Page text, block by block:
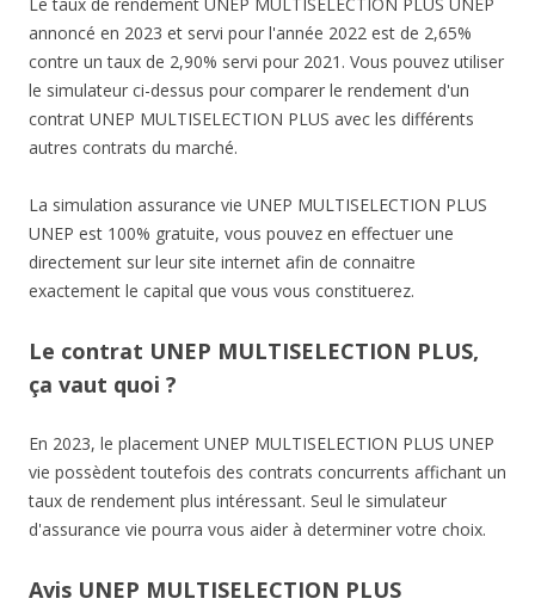
Le taux de rendement UNEP MULTISELECTION PLUS UNEP
annoncé en 2023 et servi pour l'année 2022 est de 2,65%
contre un taux de 2,90% servi pour 2021. Vous pouvez utiliser
le simulateur ci-dessus pour comparer le rendement d'un
contrat UNEP MULTISELECTION PLUS avec les différents
autres contrats du marché.
La simulation assurance vie UNEP MULTISELECTION PLUS
UNEP est 100% gratuite, vous pouvez en effectuer une
directement sur leur site internet afin de connaitre
exactement le capital que vous vous constituerez.
Le contrat UNEP MULTISELECTION PLUS,
ça vaut quoi ?
En 2023, le placement UNEP MULTISELECTION PLUS UNEP
vie possèdent toutefois des contrats concurrents affichant un
taux de rendement plus intéressant. Seul le simulateur
d'assurance vie pourra vous aider à determiner votre choix.
Avis UNEP MULTISELECTION PLUS